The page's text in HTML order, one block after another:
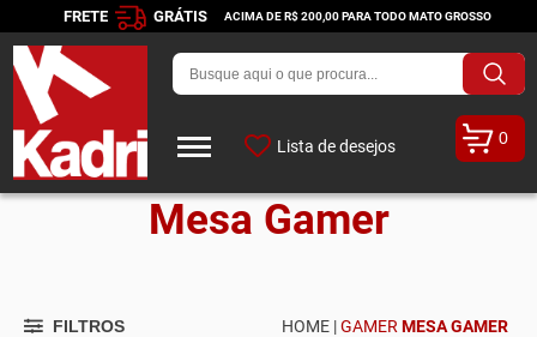
FRETE GRÁTIS ACIMA DE R$ 200,00 PARA TODO MATO GROSSO
Lista de desejos 0
Mesa Gamer
FILTROS HOME |GAMER MESA GAMER